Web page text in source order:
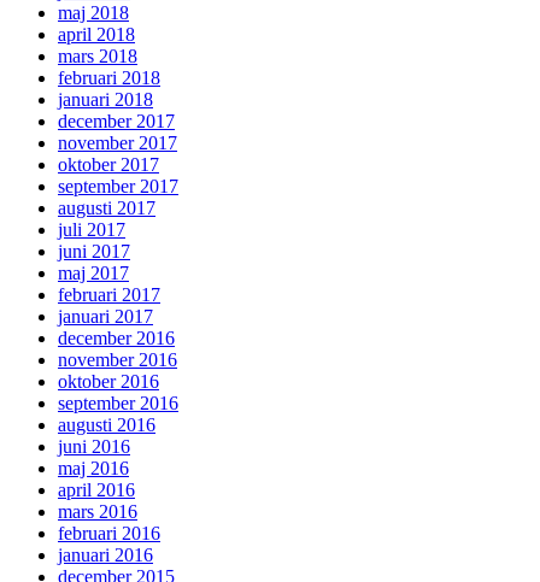
maj 2018
april 2018
mars 2018
februari 2018
januari 2018
december 2017
november 2017
oktober 2017
september 2017
augusti 2017
juli 2017
juni 2017
maj 2017
februari 2017
januari 2017
december 2016
november 2016
oktober 2016
september 2016
augusti 2016
juni 2016
maj 2016
april 2016
mars 2016
februari 2016
januari 2016
december 2015